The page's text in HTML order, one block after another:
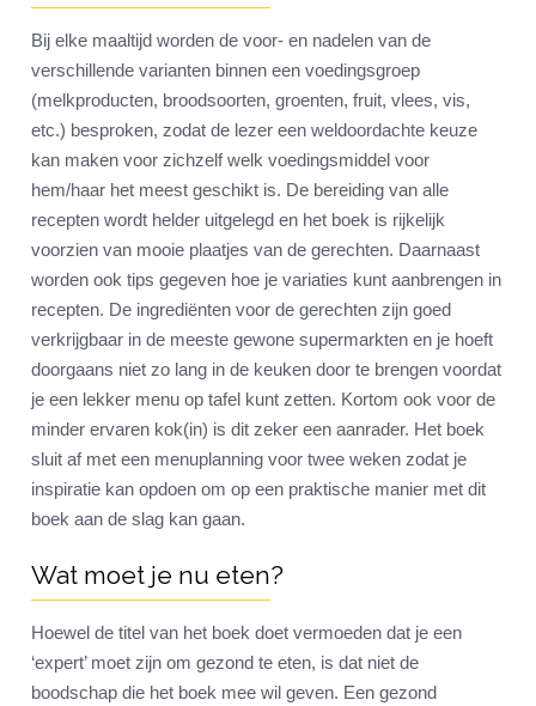
Bij elke maaltijd worden de voor- en nadelen van de
verschillende varianten binnen een voedingsgroep
(melkproducten, broodsoorten, groenten, fruit, vlees, vis,
etc.) besproken, zodat de lezer een weldoordachte keuze
kan maken voor zichzelf welk voedingsmiddel voor
hem/haar het meest geschikt is. De bereiding van alle
recepten wordt helder uitgelegd en het boek is rijkelijk
voorzien van mooie plaatjes van de gerechten. Daarnaast
worden ook tips gegeven hoe je variaties kunt aanbrengen in
recepten. De ingrediënten voor de gerechten zijn goed
verkrijgbaar in de meeste gewone supermarkten en je hoeft
doorgaans niet zo lang in de keuken door te brengen voordat
je een lekker menu op tafel kunt zetten. Kortom ook voor de
minder ervaren kok(in) is dit zeker een aanrader. Het boek
sluit af met een menuplanning voor twee weken zodat je
inspiratie kan opdoen om op een praktische manier met dit
boek aan de slag kan gaan.
Wat moet je nu eten?
Hoewel de titel van het boek doet vermoeden dat je een
‘expert’ moet zijn om gezond te eten, is dat niet de
boodschap die het boek mee wil geven. Een gezond